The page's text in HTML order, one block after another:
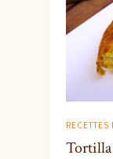
Tortilla